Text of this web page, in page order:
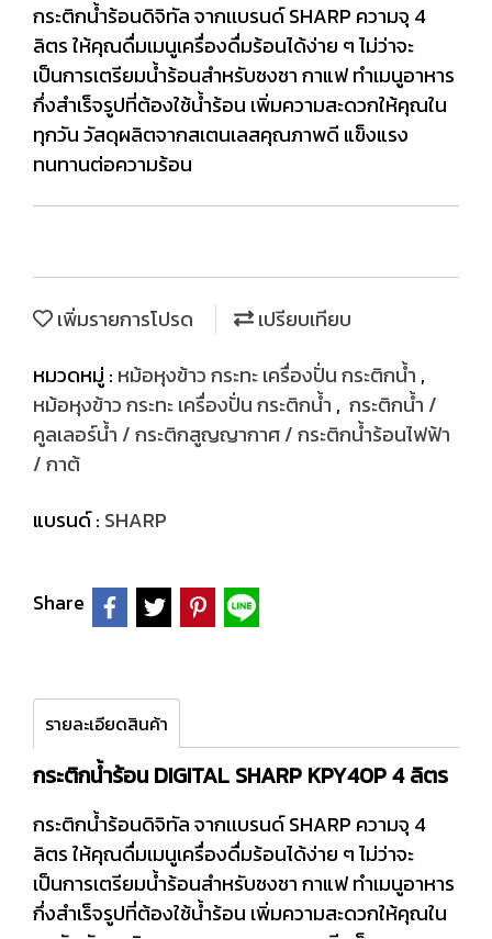
กระติกน้ำร้อนดิจิทัล จากเเบรนด์ SHARP ความจุ 4
ลิตร ให้คุณดื่มเมนูเครื่องดื่มร้อนได้ง่าย ๆ ไม่ว่าจะ
เป็นการเตรียมน้ำร้อนสำหรับชงชา กาแฟ ทำเมนูอาหาร
กึ่งสำเร็จรูปที่ต้องใช้น้ำร้อน เพิ่มความสะดวกให้คุณใน
ทุกวัน วัสดุผลิตจากสเตนเลสคุณภาพดี แข็งแรง
ทนทานต่อความร้อน
เพิ่มรายการโปรด
เปรียบเทียบ
หมวดหมู่ : หม้อหุงข้าว กระทะ เครื่องปั่น กระติกน้ำ ,
หม้อหุงข้าว กระทะ เครื่องปั่น กระติกน้ำ , กระติกน้ำ /
คูลเลอร์น้ำ / กระติกสูญญากาศ / กระติกน้ำร้อนไฟฟ้า
/ กาต้
แบรนด์ : SHARP
Share
รายละเอียดสินค้า
กระติกน้ำร้อน DIGITAL SHARP KPY40P 4 ลิตร
กระติกน้ำร้อนดิจิทัล จากเเบรนด์ SHARP ความจุ 4
ลิตร ให้คุณดื่มเมนูเครื่องดื่มร้อนได้ง่าย ๆ ไม่ว่าจะ
เป็นการเตรียมน้ำร้อนสำหรับชงชา กาแฟ ทำเมนูอาหาร
กึ่งสำเร็จรูปที่ต้องใช้น้ำร้อน เพิ่มความสะดวกให้คุณใน